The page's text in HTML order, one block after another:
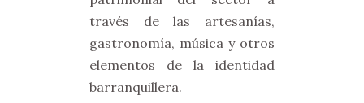
través de las artesanías,
gastronomía, música y otros
elementos de la identidad
barranquillera.